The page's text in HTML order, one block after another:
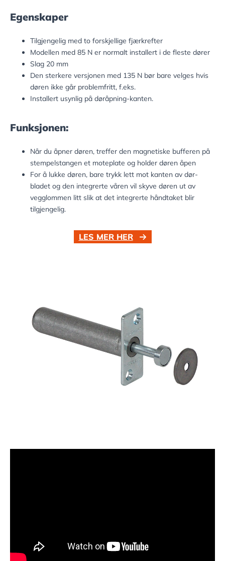
Egenskaper
Tilgjengelig med to forskjellige fjærkrefter
Modellen med 85 N er normalt installert i de fleste dører
Slag 20 mm
Den sterkere versjonen med 135 N bør bare velges hvis
døren ikke går problemfritt, f.eks.
Installert usynlig på døråpning-kanten.
Funksjonen:
Når du åpner døren, treffer den magnetiske bufferen på
stempelstangen et moteplate og holder døren åpen
For å lukke døren, bare trykk lett mot kanten av dør-
bladet og den integrerte våren vil skyve døren ut av
vegglommen litt slik at det integrerte håndtaket blir
tilgjengelig.
LES MER HER